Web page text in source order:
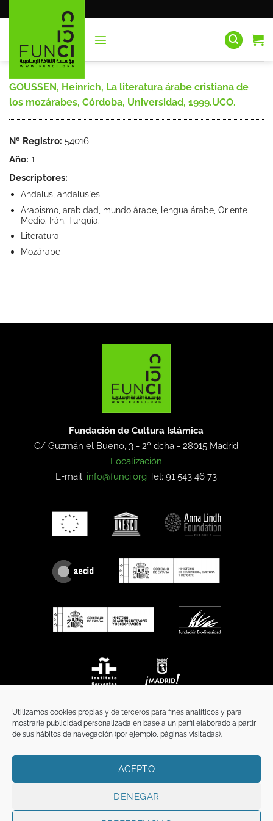
Utilizamos cookies propias y de terceros para fines analíticos y para
mostrarle publicidad personalizada en base a un perfil elaborado a partir
de sus hábitos de navegación (por ejemplo, páginas visitadas).
ACEPTO
DENEGAR
al
GOUSSEN, Heinrich, La literatura árabe cristiana de
los mozárabes, Córdoba, Universidad, 1999.UCO.
Nº Registro: 54016
Año: 1
Descriptores:
Andalus, andalusíes
Arabismo, arabidad, mundo árabe, lengua árabe, Oriente
Medio. Irán. Turquía.
Literatura
Mozárabe
Fundación de Cultura Islámica
C/ Guzmán el Bueno, 3 - 2º dcha -28015 Madrid
Localización
E-mail: info@funci.org Tel: 91 543 46 73
TÉRMINOS Y CONDICIONES
Copyright 2026 ©FunciFUNCI es titular de los derechos de propiedad